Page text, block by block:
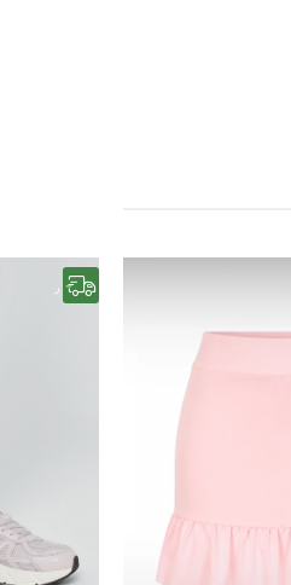
رایگان